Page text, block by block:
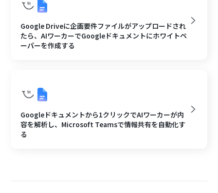
Google Driveに企画要件ファイルがアップロードされ
たら、AIワーカーでGoogleドキュメントにホワイトペ
ーパーを作成する
Googleドキュメントから1クリックでAIワーカーが内
容を解析し、Microsoft Teamsで情報共有を自動化す
る